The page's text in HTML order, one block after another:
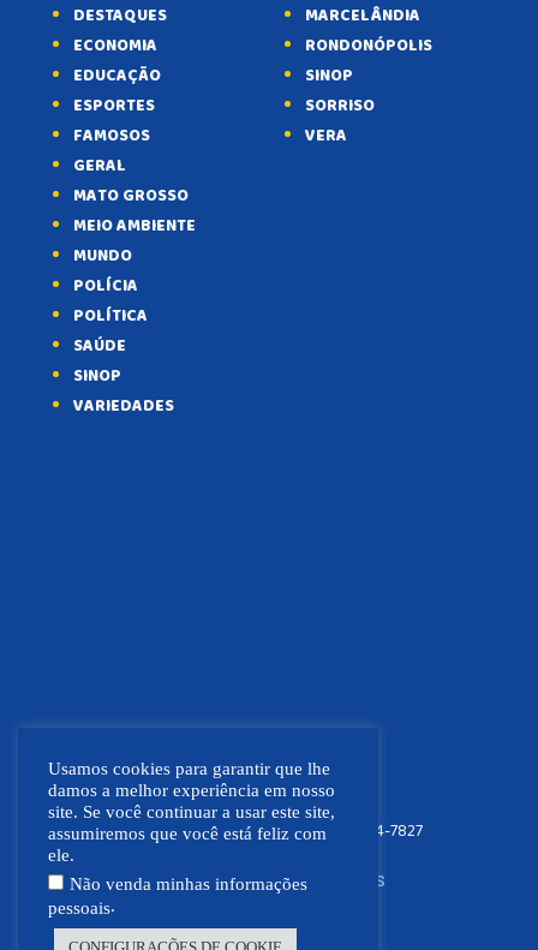
DESTAQUES
ECONOMIA
EDUCAÇÃO
ESPORTES
FAMOSOS
GERAL
MATO GROSSO
MEIO AMBIENTE
MUNDO
POLÍCIA
POLÍTICA
SAÚDE
SINOP
VARIEDADES
MARCELÂNDIA
RONDONÓPOLIS
SINOP
SORRISO
VERA
FOCO NEWS MT (66) 9.9664-7827
SIGA NOSSAS REDES SOCIAIS
Usamos cookies para garantir que lhe
damos a melhor experiência em nosso
site. Se você continuar a usar este site,
assumiremos que você está feliz com
ele.
Não venda minhas informações
pessoais.